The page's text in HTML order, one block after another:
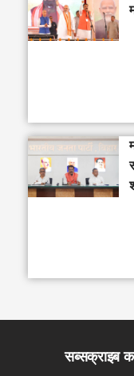
सब्सक्राइब